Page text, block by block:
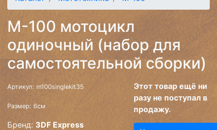
М-100 мотоцикл
одиночный (набор для
самостоятельной сборки)
Артикул: m100singlekit35
Размер: 6см
Бренд: 3DF Express
Этот товар ещё ни
разу не поступал в
продажу.